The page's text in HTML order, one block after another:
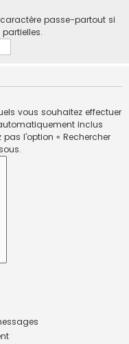
passe-partout si
vous souhaitez effectuer
inclus
l’option « Rechercher